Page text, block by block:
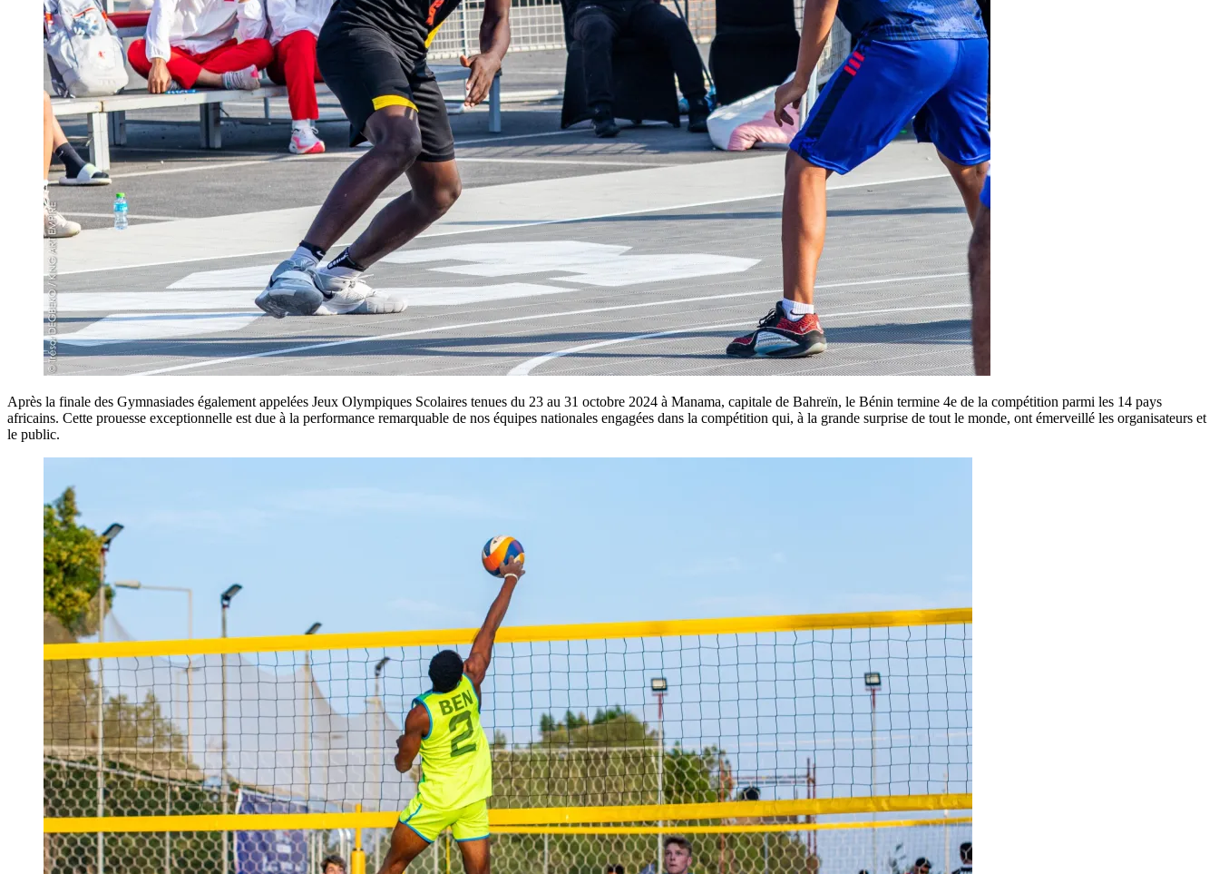
Après la finale des Gymnasiades également appelées Jeux Olympiques Scolaires tenues du 23 au 31 octobre 2024 à Manama, capitale de Bahreïn, le Bénin termine 4e de la compétition parmi les 14 pays
africains. Cette prouesse exceptionnelle est due à la performance remarquable de nos équipes nationales engagées dans la compétition qui, à la grande surprise de tout le monde, ont émerveillé les organisateurs et
le public.